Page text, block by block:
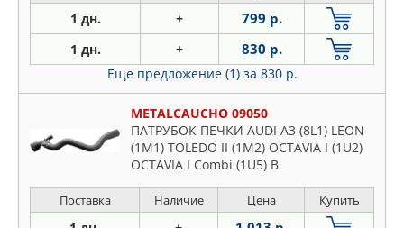
1 дн. + 799 р.
1 дн. + 830 р.
Еще предложение (1) за 830 р.
METALCAUCHO 09050
ПАТРУБОК ПЕЧКИ AUDI A3 (8L1) LEON
(1M1) TOLEDO II (1M2) OCTAVIA I (1U2)
OCTAVIA I Combi (1U5) B
Поставка Наличие Цена Купить